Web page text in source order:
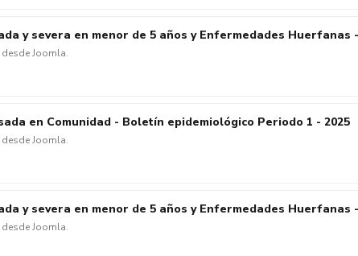
y severa en menor de 5 años y Enfermedades
Joomla.
en Comunidad - Boletín epidemiológico Periodo 1 - 2025
Joomla.
y severa en menor de 5 años y Enfermedades
Joomla.